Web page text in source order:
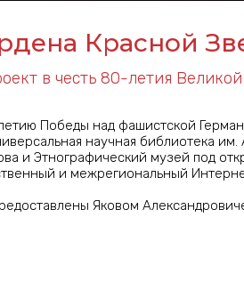
Красной
в честь 80-летия
Победы над фашистской
научная библиотека
и Этнографический музей под
и межрегиональный
Яковом